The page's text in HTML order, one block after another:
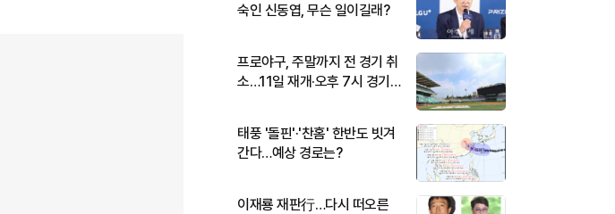
숙인 신동엽, 무슨 일이길래?
프로야구, 주말까지 전 경기 취
소…11일 재개·오후 7시 경기
태풍 '돌핀'·'찬홈' 한반도 빗겨
간다…예상 경로는?
이재룡 재판行…다시 떠오른